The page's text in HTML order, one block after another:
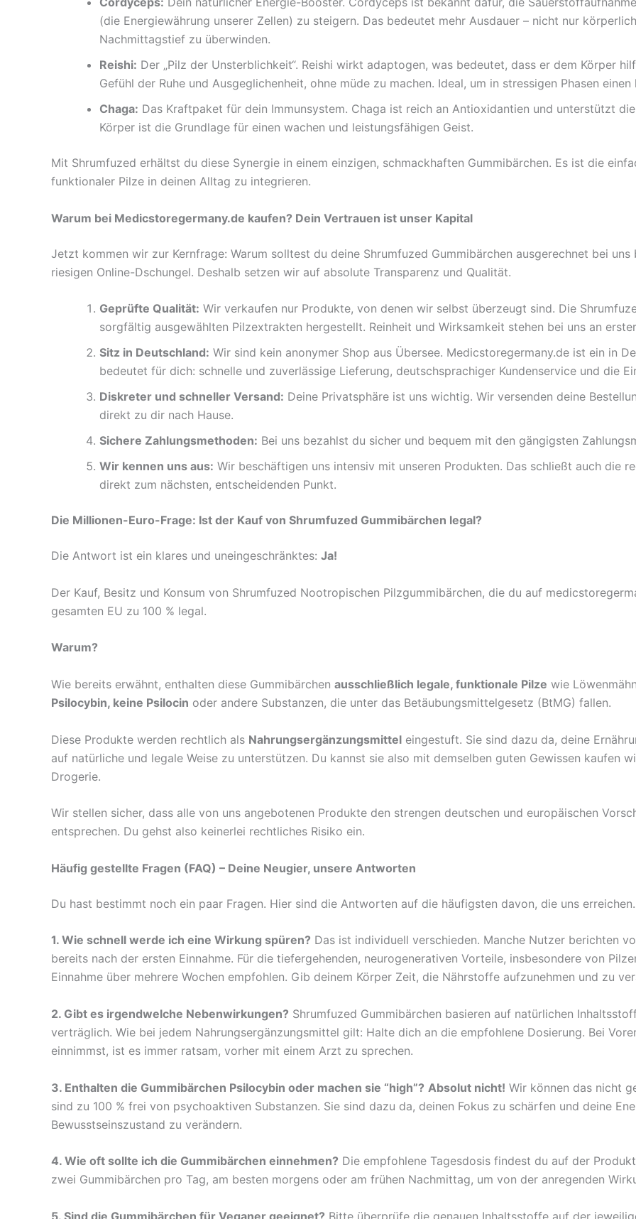
(die Energiewährung unserer Zellen) zu steigern. Das bedeutet mehr Ausdauer – nicht nur
Nachmittagstief zu überwinden.
Reishi: Der „Pilz der Unsterblichkeit“. Reishi wirkt adaptogen, was bedeutet, dass er dem Körper
Gefühl der Ruhe und Ausgeglichenheit, ohne müde zu machen. Ideal, um in stressigen Phasen
Chaga: Das Kraftpaket für dein Immunsystem. Chaga ist reich an Antioxidantien und unterstützt
Körper ist die Grundlage für einen wachen und leistungsfähigen Geist.
Mit Shrumfuzed erhältst du diese Synergie in einem einzigen, schmackhaften Gummibärchen. Es ist die
funktionaler Pilze in deinen Alltag zu integrieren.
Warum bei Medicstoregermany.de kaufen? Dein Vertrauen ist unser Kapital
Jetzt kommen wir zur Kernfrage: Warum solltest du deine Shrumfuzed Gummibärchen ausgerechnet bei
riesigen Online-Dschungel. Deshalb setzen wir auf absolute Transparenz und Qualität.
Geprüfte Qualität: Wir verkaufen nur Produkte, von denen wir selbst überzeugt sind. Die
sorgfältig ausgewählten Pilzextrakten hergestellt. Reinheit und Wirksamkeit stehen bei uns an
Sitz in Deutschland: Wir sind kein anonymer Shop aus Übersee. Medicstoregermany.de ist ein in
bedeutet für dich: schnelle und zuverlässige Lieferung, deutschsprachiger Kundenservice und die
Diskreter und schneller Versand: Deine Privatsphäre ist uns wichtig. Wir versenden deine
direkt zu dir nach Hause.
Sichere Zahlungsmethoden: Bei uns bezahlst du sicher und bequem mit den gängigsten
Wir kennen uns aus: Wir beschäftigen uns intensiv mit unseren Produkten. Das schließt auch die
direkt zum nächsten, entscheidenden Punkt.
Die Millionen-Euro-Frage: Ist der Kauf von Shrumfuzed Gummibärchen legal?
Die Antwort ist ein klares und uneingeschränktes: Ja!
Der Kauf, Besitz und Konsum von Shrumfuzed Nootropischen Pilzgummibärchen, die du auf
gesamten EU zu 100 % legal.
Warum?
Wie bereits erwähnt, enthalten diese Gummibärchen ausschließlich legale, funktionale Pilze wie
Psilocybin, keine Psilocin oder andere Substanzen, die unter das Betäubungsmittelgesetz (BtMG) fallen.
Diese Produkte werden rechtlich als Nahrungsergänzungsmittel eingestuft. Sie sind dazu da, deine
auf natürliche und legale Weise zu unterstützen. Du kannst sie also mit demselben guten Gewissen kaufen
Drogerie.
Wir stellen sicher, dass alle von uns angebotenen Produkte den strengen deutschen und europäischen
entsprechen. Du gehst also keinerlei rechtliches Risiko ein.
Häufig gestellte Fragen (FAQ) – Deine Neugier, unsere Antworten
Du hast bestimmt noch ein paar Fragen. Hier sind die Antworten auf die häufigsten davon, die uns erreichen.
1. Wie schnell werde ich eine Wirkung spüren? Das ist individuell verschieden. Manche Nutzer berichten
bereits nach der ersten Einnahme. Für die tiefergehenden, neurogenerativen Vorteile, insbesondere von
Einnahme über mehrere Wochen empfohlen. Gib deinem Körper Zeit, die Nährstoffe aufzunehmen und zu
2. Gibt es irgendwelche Nebenwirkungen? Shrumfuzed Gummibärchen basieren auf natürlichen
verträglich. Wie bei jedem Nahrungsergänzungsmittel gilt: Halte dich an die empfohlene Dosierung. Bei
einnimmst, ist es immer ratsam, vorher mit einem Arzt zu sprechen.
3. Enthalten die Gummibärchen Psilocybin oder machen sie “high”? Absolut nicht! Wir können das nicht
sind zu 100 % frei von psychoaktiven Substanzen. Sie sind dazu da, deinen Fokus zu schärfen und deine
Bewusstseinszustand zu verändern.
4. Wie oft sollte ich die Gummibärchen einnehmen? Die empfohlene Tagesdosis findest du auf der
zwei Gummibärchen pro Tag, am besten morgens oder am frühen Nachmittag, um von der anregenden
5. Sind die Gummibärchen für Veganer geeignet? Bitte überprüfe die genauen Inhaltsstoffe auf der